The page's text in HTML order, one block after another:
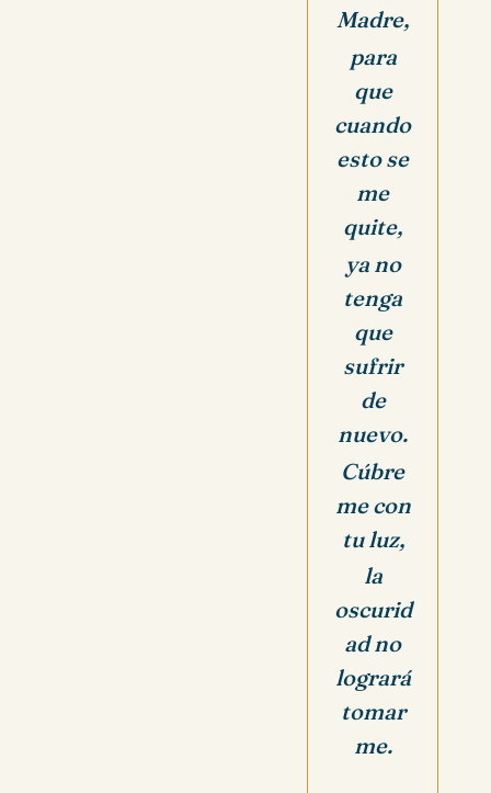
Madre,
para
que
cuando
esto se
me
quite,
ya no
tenga
que
sufrir
de
nuevo.
Cúbre
me con
tu luz,
la
oscurid
ad no
logrará
tomar
me.